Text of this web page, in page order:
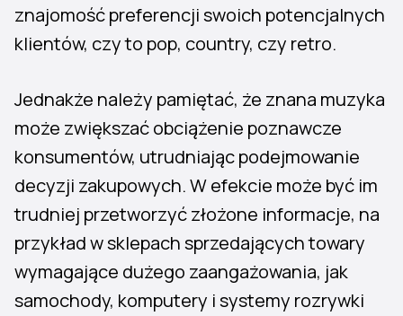
znajomość preferencji swoich potencjalnych
klientów, czy to pop, country, czy retro.
Jednakże należy pamiętać, że znana muzyka
może zwiększać obciążenie poznawcze
konsumentów, utrudniając podejmowanie
decyzji zakupowych. W efekcie może być im
trudniej przetworzyć złożone informacje, na
przykład w sklepach sprzedających towary
wymagające dużego zaangażowania, jak
samochody, komputery i systemy rozrywki